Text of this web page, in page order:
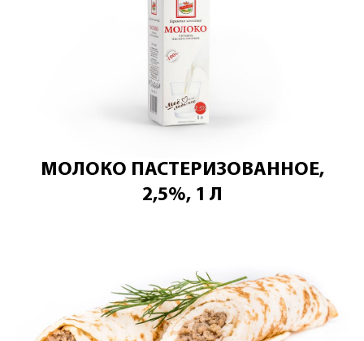
МОЛОКО ПАСТЕРИЗОВАННОЕ,
2,5%, 1 Л